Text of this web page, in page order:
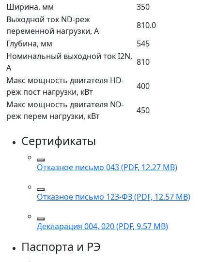
Ширина, мм
350
Выходной ток ND-реж
переменной нагрузки, А
810.0
Глубина, мм
545
Номинальный выходной ток I2N,
А
810
Макс мощность двигателя HD-
реж пост нагрузки, кВт
400
Макс мощность двигателя ND-
реж перем нагрузки, кВт
450
Сертификаты
Отказное письмо 043 (PDF, 12.27 MB)
Отказное письмо 123-ФЗ (PDF, 12.57 MB)
Декларация 004, 020 (PDF, 9.57 MB)
Паспорта и РЭ